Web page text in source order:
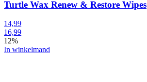
Turtle Wax Renew & Restore Wipes
14,99
16,99
12%
In winkelmand